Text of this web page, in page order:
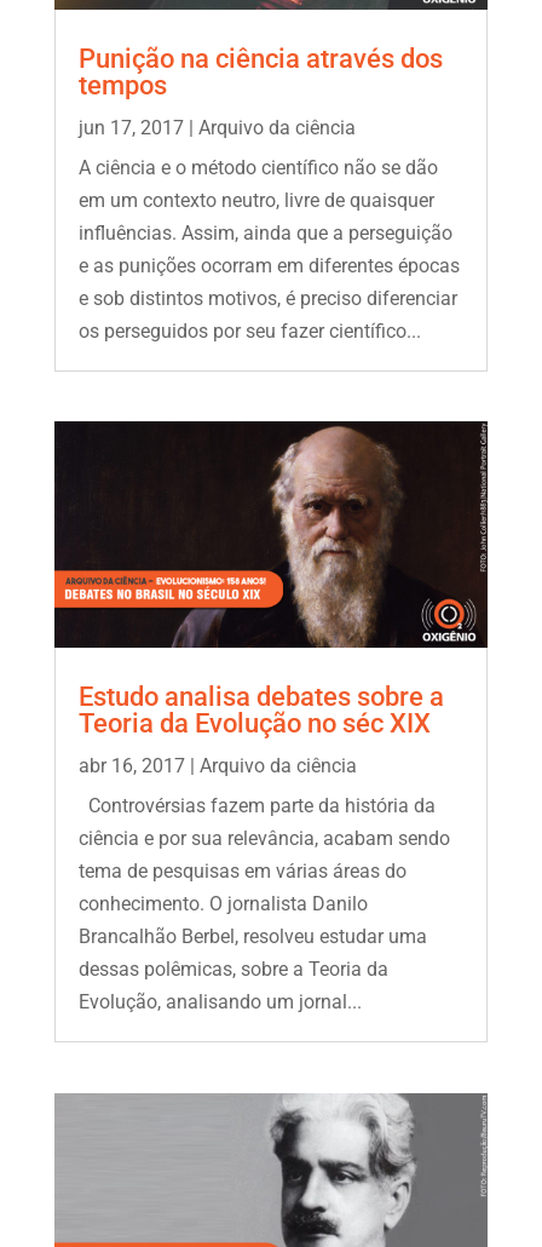
Punição na ciência através dos
tempos
jun 17, 2017| Arquivo da ciência
A ciência e o método científico não se dão
em um contexto neutro, livre de quaisquer
influências. Assim, ainda que a perseguição
e as punições ocorram em diferentes épocas
e sob distintos motivos, é preciso diferenciar
os perseguidos por seu fazer científico...
Estudo analisa debates sobre a
Teoria da Evolução no séc XIX
abr 16, 2017| Arquivo da ciência
Controvérsias fazem parte da história da
ciência e por sua relevância, acabam sendo
tema de pesquisas em várias áreas do
conhecimento. O jornalista Danilo
Brancalhão Berbel, resolveu estudar uma
dessas polêmicas, sobre a Teoria da
Evolução, analisando um jornal...